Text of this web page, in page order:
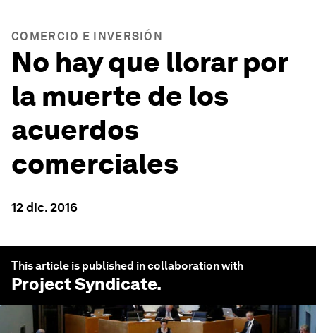
COMERCIO E INVERSIÓN
No hay que llorar por
la muerte de los
acuerdos
comerciales
12 dic. 2016
This article is published in collaboration with
Project Syndicate.